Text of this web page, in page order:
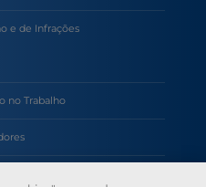
e de Infrações
no Trabalho